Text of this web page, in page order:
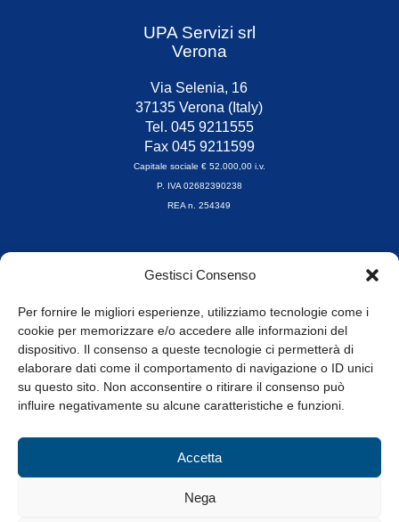
Gestisci Consenso
Per fornire le migliori esperienze, utilizziamo tecnologie come i
cookie per memorizzare e/o accedere alle informazioni del
dispositivo. Il consenso a queste tecnologie ci permetterà di
elaborare dati come il comportamento di navigazione o ID unici
su questo sito. Non acconsentire o ritirare il consenso può
influire negativamente su alcune caratteristiche e funzioni.
Accetta
Nega
UPA Servizi srl
Verona
Via Selenia, 16
37135 Verona (Italy)
Tel. 045 9211555
Fax 045 9211599
Capitale sociale € 52.000,00 i.v.
P. IVA 02682390238
REA n. 254349
Orari di apertura
8.30-13.00 / 14.00-17.30
Whistleblowing
© Tutti i diritti riservati
Privacy Policy e Cookie|Informativa Cookie